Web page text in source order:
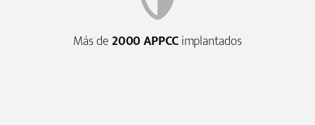
Más de2000 APPCCimplantados